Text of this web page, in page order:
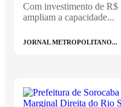
Com investimento de
ampliam a capacidade...
JORNAL METROPOLITANO...